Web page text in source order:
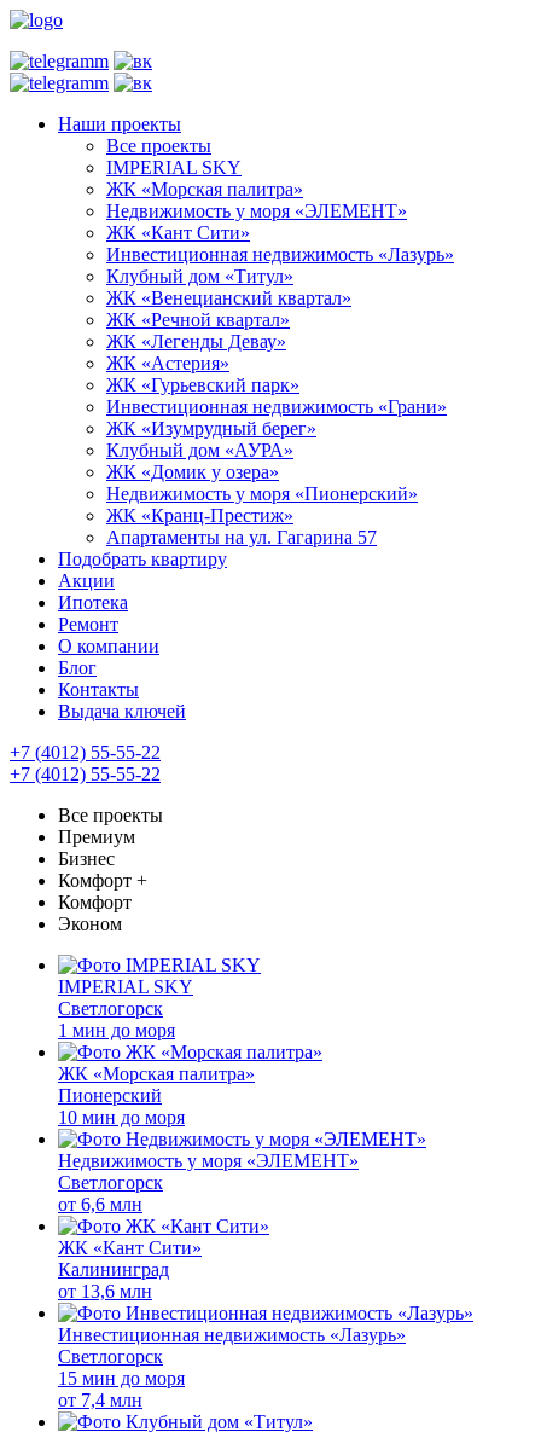
Наши проекты
Все проекты
IMPERIAL SKY
ЖК «Морская палитра»
Недвижимость у моря «ЭЛЕМЕНТ»
ЖК «Кант Сити»
Инвестиционная недвижимость «Лазурь»
Клубный дом «Титул»
ЖК «Венецианский квартал»
ЖК «Речной квартал»
ЖК «Легенды Девау»
ЖК «Астерия»
ЖК «Гурьевский парк»
Инвестиционная недвижимость «Грани»
ЖК «Изумрудный берег»
Клубный дом «АУРА»
ЖК «Домик у озера»
Недвижимость у моря «Пионерский»
ЖК «Кранц-Престиж»
Апартаменты на ул. Гагарина 57
Подобрать квартиру
Акции
Ипотека
Ремонт
О компании
Блог
Контакты
Выдача ключей
+7 (4012) 55-55-22
+7 (4012) 55-55-22
Все проекты
Премиум
Бизнес
Комфорт +
Комфорт
Эконом
IMPERIAL SKY
Светлогорск
1 мин до моря
ЖК «Морская палитра»
Пионерский
10 мин до моря
Недвижимость у моря «ЭЛЕМЕНТ»
Светлогорск
от 6,6 млн
ЖК «Кант Сити»
Калининград
от 13,6 млн
Инвестиционная недвижимость «Лазурь»
Светлогорск
15 мин до моря
от 7,4 млн